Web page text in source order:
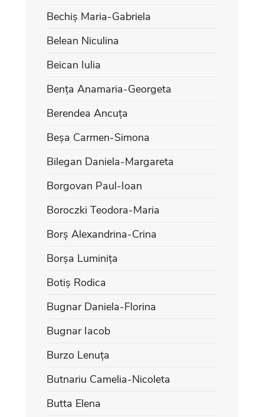
Bechiș Maria-Gabriela
Belean Niculina
Beican Iulia
Bența Anamaria-Georgeta
Berendea Ancuța
Beșa Carmen-Simona
Bilegan Daniela-Margareta
Borgovan Paul-Ioan
Boroczki Teodora-Maria
Borș Alexandrina-Crina
Borșa Luminița
Botiș Rodica
Bugnar Daniela-Florina
Bugnar Iacob
Burzo Lenuța
Butnariu Camelia-Nicoleta
Butta Elena